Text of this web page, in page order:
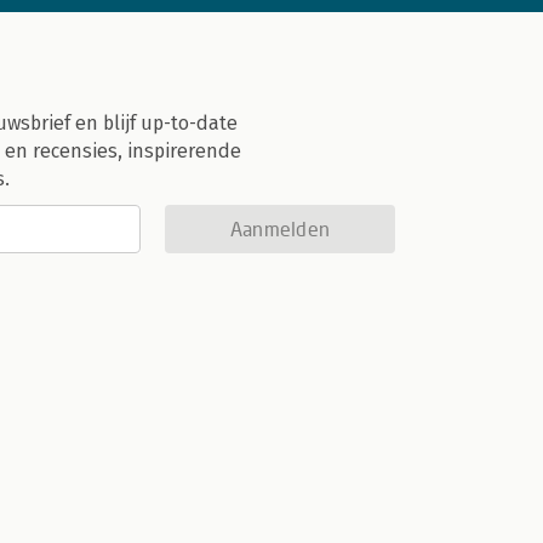
en blijf up-to-date
recensies, inspirerende
Aanmelden